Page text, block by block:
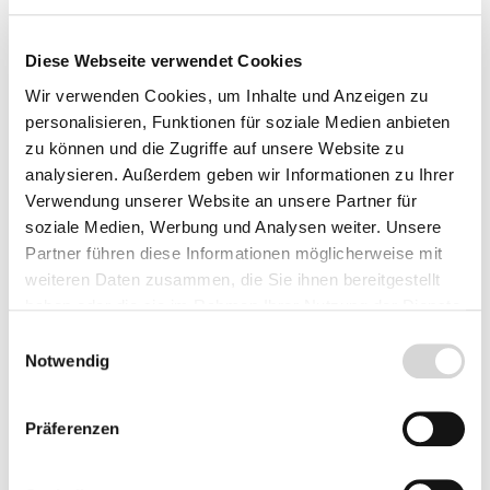
Diese Webseite verwendet Cookies
Wir verwenden Cookies, um Inhalte und Anzeigen zu
personalisieren, Funktionen für soziale Medien anbieten
zu können und die Zugriffe auf unsere Website zu
analysieren. Außerdem geben wir Informationen zu Ihrer
Verwendung unserer Website an unsere Partner für
soziale Medien, Werbung und Analysen weiter. Unsere
Partner führen diese Informationen möglicherweise mit
weiteren Daten zusammen, die Sie ihnen bereitgestellt
Notwendig
Präferenzen
aculeatum,
Glanzschildfarn,
dorniger Schildfarn,
gelappter Schildfarn
Blatt: dunkelgrün,
Wuchshöhe: 80 cm,
Pflanze im 1-Liter-Topf
Lieferzeit: 4 - 9 Werktage
ab 7,59 €
setiferum 'Dahlem',
Dahlem Filigranfarn
Blatt: glänzend tiefgrün,
Wuchshöhe: 70 cm,
Pflanze im 1-Liter-Topf
ab 7,59 €